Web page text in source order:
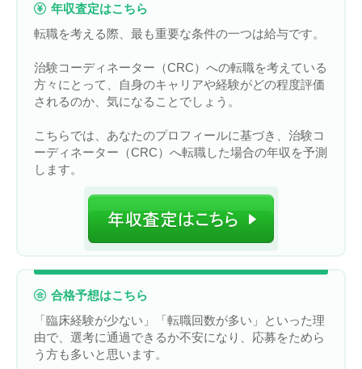
年収査定はこちら
転職を考える際、最も重要な条件の一つは給与です。
治験コーディネーター（CRC）への転職を考えている
方々にとって、自身のキャリアや経験がどの程度評価
されるのか、気になることでしょう。
こちらでは、あなたのプロフィールに基づき、治験コ
ーディネーター（CRC）へ転職した場合の年収を予測
します。
合格予想はこちら
「臨床経験が少ない」「転職回数が多い」といった理
由で、選考に通過できるか不安になり、応募をためら
う方も多いと思います。